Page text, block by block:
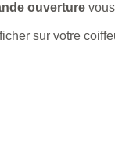
ouverture
sur votre